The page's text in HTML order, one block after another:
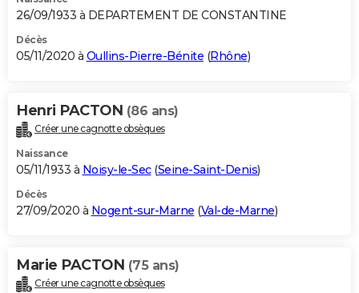
26/09/1933 à DEPARTEMENT DE CONSTANTINE
Décès
05/11/2020 à Oullins-Pierre-Bénite (Rhône)
Henri PACTON (86 ans)
Créer une cagnotte obsèques
Naissance
05/11/1933 à Noisy-le-Sec(Seine-Saint-Denis)
Décès
27/09/2020 à Nogent-sur-Marne (Val-de-Marne)
Marie PACTON (75 ans)
Créer une cagnotte obsèques